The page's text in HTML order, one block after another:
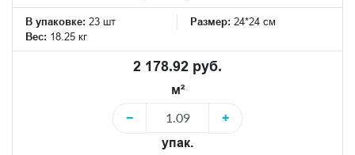
В упаковке: 23 шт Размер: 24*24 см
Вес: 18.25 кг
2 178.92 руб.
м²
−
+
упак.